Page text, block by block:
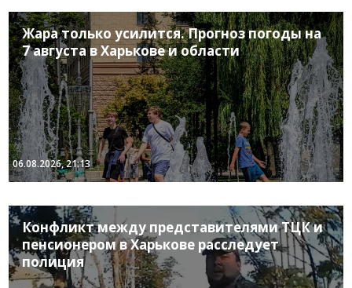
Жара только усилится. Прогноз погоды на
7 августа в Харькове и области
06.08.2026, 21:13
Конфликт между представителями ТЦК и
пенсионером в Харькове расследует
полиция